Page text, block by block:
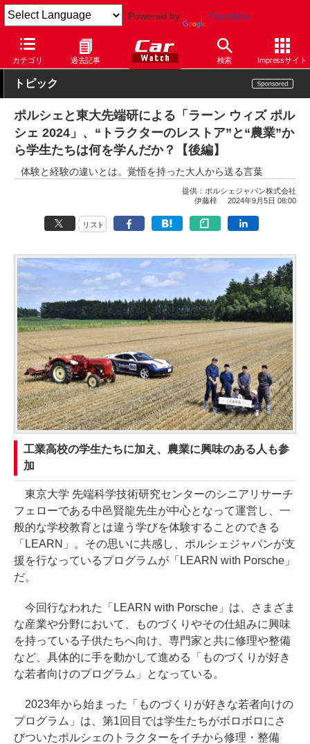
Powered by Translate
カテゴリ 過去記事 検索 Impressサイト
Car Watch 自動車 ポルシェ
トピック
ポルシェと東大先端研による「ラーン ウィズ ポル
シェ 2024」、“トラクターのレストア”と“農業”か
ら学生たちは何を学んだか？【後編】
体験と経験の違いとは。覚悟を持った大人から送る言葉
提供： ポルシェジャパン株式会社
伊藤梓
2024年9月5日 08:00
リスト
工業高校の学生たちに加え、農業に興味のある人も参
加
東京大学 先端科学技術研究センターのシニアリサーチ
フェローである中邑賢龍先生が中心となって運営し、一
般的な学校教育とは違う学びを体験することのできる
「LEARN」。その思いに共感し、ポルシェジャパンが支
援を行なっているプログラムが「LEARN with Porsche」
だ。
今回行なわれた「LEARN with Porsche」は、さまざま
な産業や分野において、ものづくりやその仕組みに興味
を持っている子供たちへ向け、専門家と共に修理や整備
など、具体的に手を動かして進める「ものづくりが好き
な若者向けのプログラム」となっている。
2023年から始まった「ものづくりが好きな若者向けの
プログラム」は、第1回目では学生たちがボロボロにさ
びついたポルシェのトラクターをイチから修理・整備